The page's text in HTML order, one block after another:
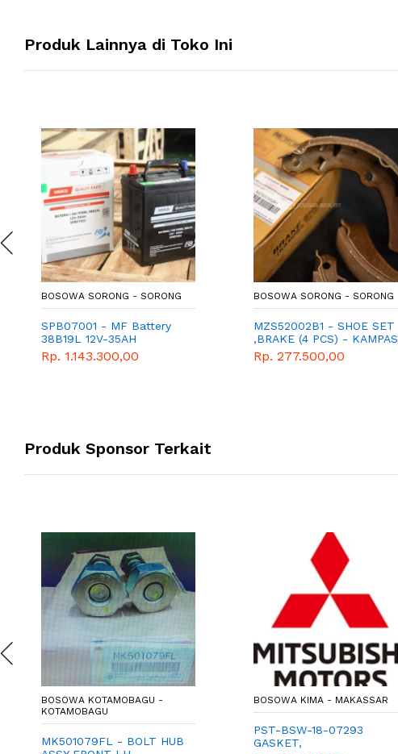
Produk Lainnya di Toko Ini
BOSOWA SORONG - SORONG
SPB07001 - MF Battery
38B19L 12V-35AH
Rp. 1.143.300,00
BOSOWA SORONG - SORONG
MZS52002B1 - SHOE SET
,BRAKE (4 PCS) - KAMPAS
REM - GENUINE
MITSUBISHI T120SS
Rp. 277.500,00
Produk Sponsor Terkait
BOSOWA KOTAMOBAGU -
KOTAMOBAGU
MK501079FL - BOLT HUB
BOSOWA KIMA - MAKASSAR
PST-BSW-18-07293
GASKET,